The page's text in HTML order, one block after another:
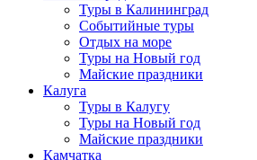
Туры в Калининград
Событийные туры
Отдых на море
Туры на Новый год
Майские праздники
Калуга
Туры в Калугу
Туры на Новый год
Майские праздники
Камчатка